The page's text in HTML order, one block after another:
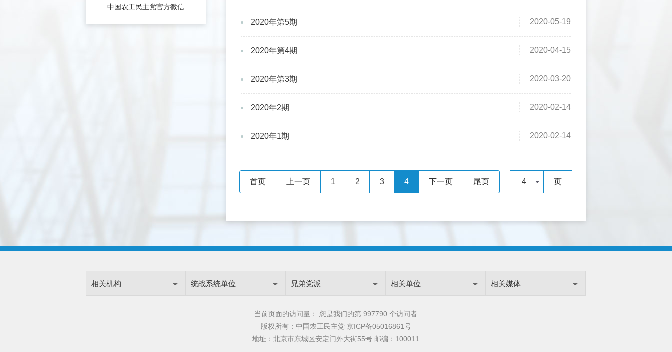
中国农工民主党官方微信
2020-05-19
2020年第5期
2020-04-15
2020年第4期
2020-03-20
2020年第3期
2020-02-14
2020年2期
2020-02-14
2020年1期
首页 上一页 1 2 3 4 下一页 尾页 4 页
相关机构 统战系统单位 兄弟党派 相关单位 相关媒体
当前页面的访问量： 您是我们的第 997790 个访问者
版权所有：中国农工民主党 京ICP备05016861号
地址：北京市东城区安定门外大街55号 邮编：100011